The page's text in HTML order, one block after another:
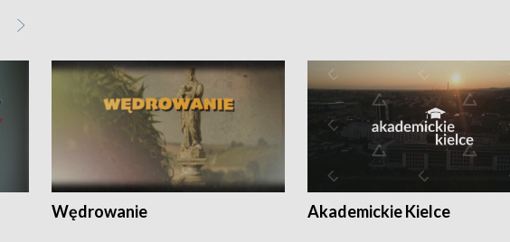
Wędrowanie Akademickie Kielce